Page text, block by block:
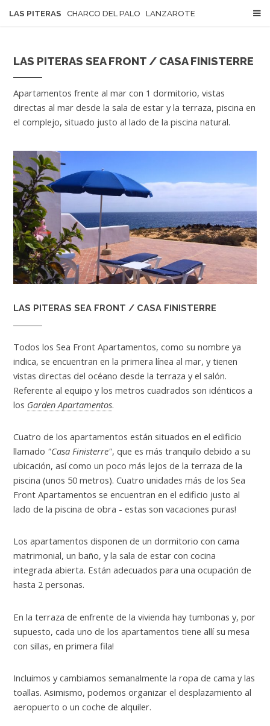
LAS PITERAS CHARCO DEL PALO LANZAROTE
LAS PITERAS SEA FRONT / CASA FINISTERRE
Apartamentos frente al mar con 1 dormitorio, vistas
directas al mar desde la sala de estar y la terraza, piscina en
el complejo, situado justo al lado de la piscina natural.
LAS PITERAS SEA FRONT / CASA FINISTERRE
Todos los Sea Front Apartamentos, como su nombre ya
indica, se encuentran en la primera línea al mar, y tienen
vistas directas del océano desde la terraza y el salón.
Referente al equipo y los metros cuadrados son idénticos a
los Garden Apartamentos.
Cuatro de los apartamentos están situados en el edificio
llamado "Casa Finisterre", que es más tranquilo debido a su
ubicación, así como un poco más lejos de la terraza de la
piscina (unos 50 metros). Cuatro unidades más de los Sea
Front Apartamentos se encuentran en el edificio justo al
lado de la piscina de obra - estas son vacaciones puras!
Los apartamentos disponen de un dormitorio con cama
matrimonial, un baño, y la sala de estar con cocina
integrada abierta. Están adecuados para una ocupación de
hasta 2 personas.
En la terraza de enfrente de la vivienda hay tumbonas y, por
supuesto, cada uno de los apartamentos tiene allí su mesa
con sillas, en primera fila!
Incluimos y cambiamos semanalmente la ropa de cama y las
toallas. Asimismo, podemos organizar el desplazamiento al
aeropuerto o un coche de alquiler.